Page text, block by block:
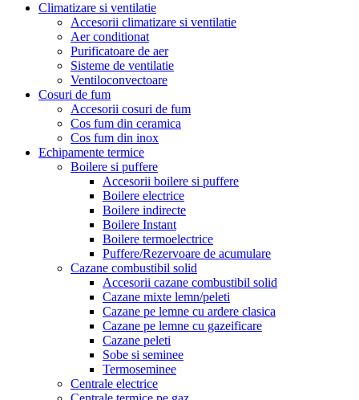
Climatizare si ventilatie
Accesorii climatizare si ventilatie
Aer conditionat
Purificatoare de aer
Sisteme de ventilatie
Ventiloconvectoare
Cosuri de fum
Accesorii cosuri de fum
Cos fum din ceramica
Cos fum din inox
Echipamente termice
Boilere si puffere
Accesorii boilere si puffere
Boilere electrice
Boilere indirecte
Boilere Instant
Boilere termoelectrice
Puffere/Rezervoare de acumulare
Cazane combustibil solid
Accesorii cazane combustibil solid
Cazane mixte lemn/peleti
Cazane pe lemne cu ardere clasica
Cazane pe lemne cu gazeificare
Cazane peleti
Sobe si seminee
Termoseminee
Centrale electrice